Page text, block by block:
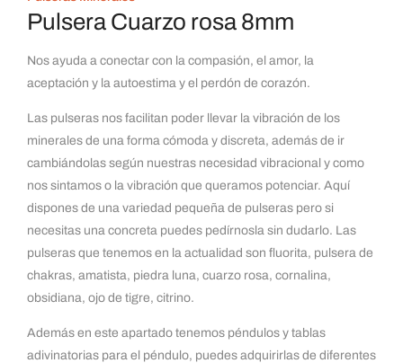
Pulsera Cuarzo rosa 8mm
Nos ayuda a conectar con la compasión, el amor, la
aceptación y la autoestima y el perdón de corazón.
Las pulseras nos facilitan poder llevar la vibración de los
minerales de una forma cómoda y discreta, además de ir
cambiándolas según nuestras necesidad vibracional y como
nos sintamos o la vibración que queramos potenciar. Aquí
dispones de una variedad pequeña de pulseras pero si
necesitas una concreta puedes pedírnosla sin dudarlo. Las
pulseras que tenemos en la actualidad son fluorita, pulsera de
chakras, amatista, piedra luna, cuarzo rosa, cornalina,
obsidiana, ojo de tigre, citrino.
Además en este apartado tenemos péndulos y tablas
adivinatorias para el péndulo, puedes adquirirlas de diferentes